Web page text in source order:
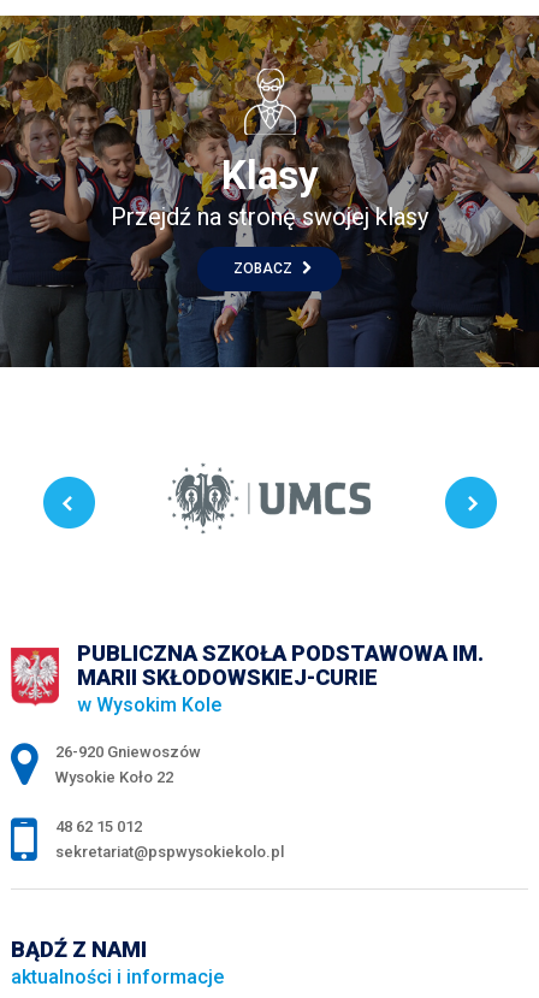
Klasy
Przejdź na stronę swojej klasy
ZOBACZ
PUBLICZNA SZKOŁA PODSTAWOWA IM.
MARII SKŁODOWSKIEJ-CURIE
w Wysokim Kole
Adres pocztowy:
26-920 Gniewoszów
Wysokie Koło 22
48 62 15 012
sekretariat@pspwysokiekolo.pl
BĄDŹ Z NAMI
aktualności i informacje